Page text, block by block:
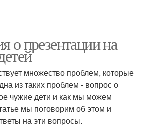
о презентации на
множество проблем, которые
из таких проблем - вопрос о
чужие дети и как мы можем
мы поговорим об этом и
на эти вопросы.